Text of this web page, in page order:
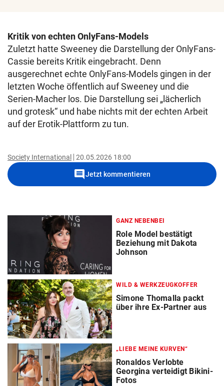
Kritik von echten OnlyFans-Models
Zuletzt hatte Sweeney die Darstellung der OnlyFans-
Cassie bereits Kritik eingebracht. Denn
ausgerechnet echte OnlyFans-Models gingen in der
letzten Woche öffentlich auf Sweeney und die
Serien-Macher los. Die Darstellung sei „lächerlich
und grotesk“ und habe nichts mit der echten Arbeit
auf der Erotik-Plattform zu tun.
Society International 20.05.2026 18:00
commentJetzt kommentieren
GANZ NEBENBEI
Role Model bestätigt
Beziehung mit Dakota
Johnson
WILD & WERKZEUGKOFFER
Simone Thomalla packt
über ihre Ex-Partner aus
„LIEBE MEINE KURVEN“
Ronaldos Verlobte
Georgina verteidigt Bikini-
Fotos